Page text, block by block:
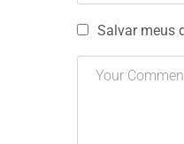
Salvar meus